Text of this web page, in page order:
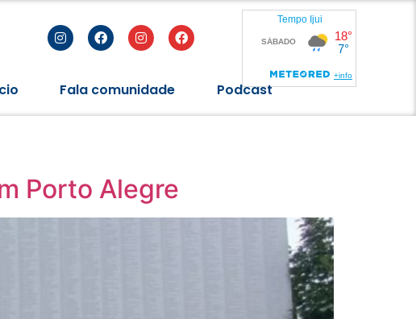
Fala comunidade Podcast
Porto Alegre